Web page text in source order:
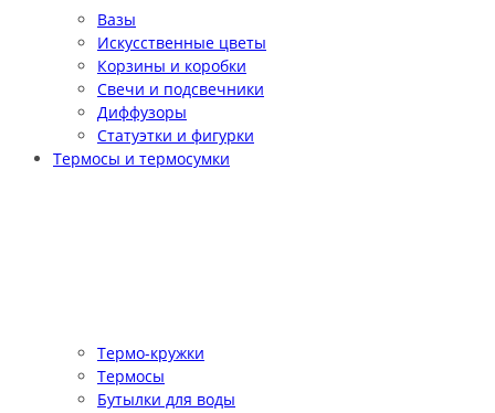
Вазы
Искусственные цветы
Корзины и коробки
Свечи и подсвечники
Диффузоры
Статуэтки и фигурки
Термосы и термосумки
Термо-кружки
Термосы
Бутылки для воды